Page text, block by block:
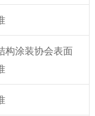
构涂装协会表面